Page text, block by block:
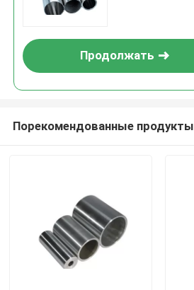
Продолжать
Порекомендованные продукты